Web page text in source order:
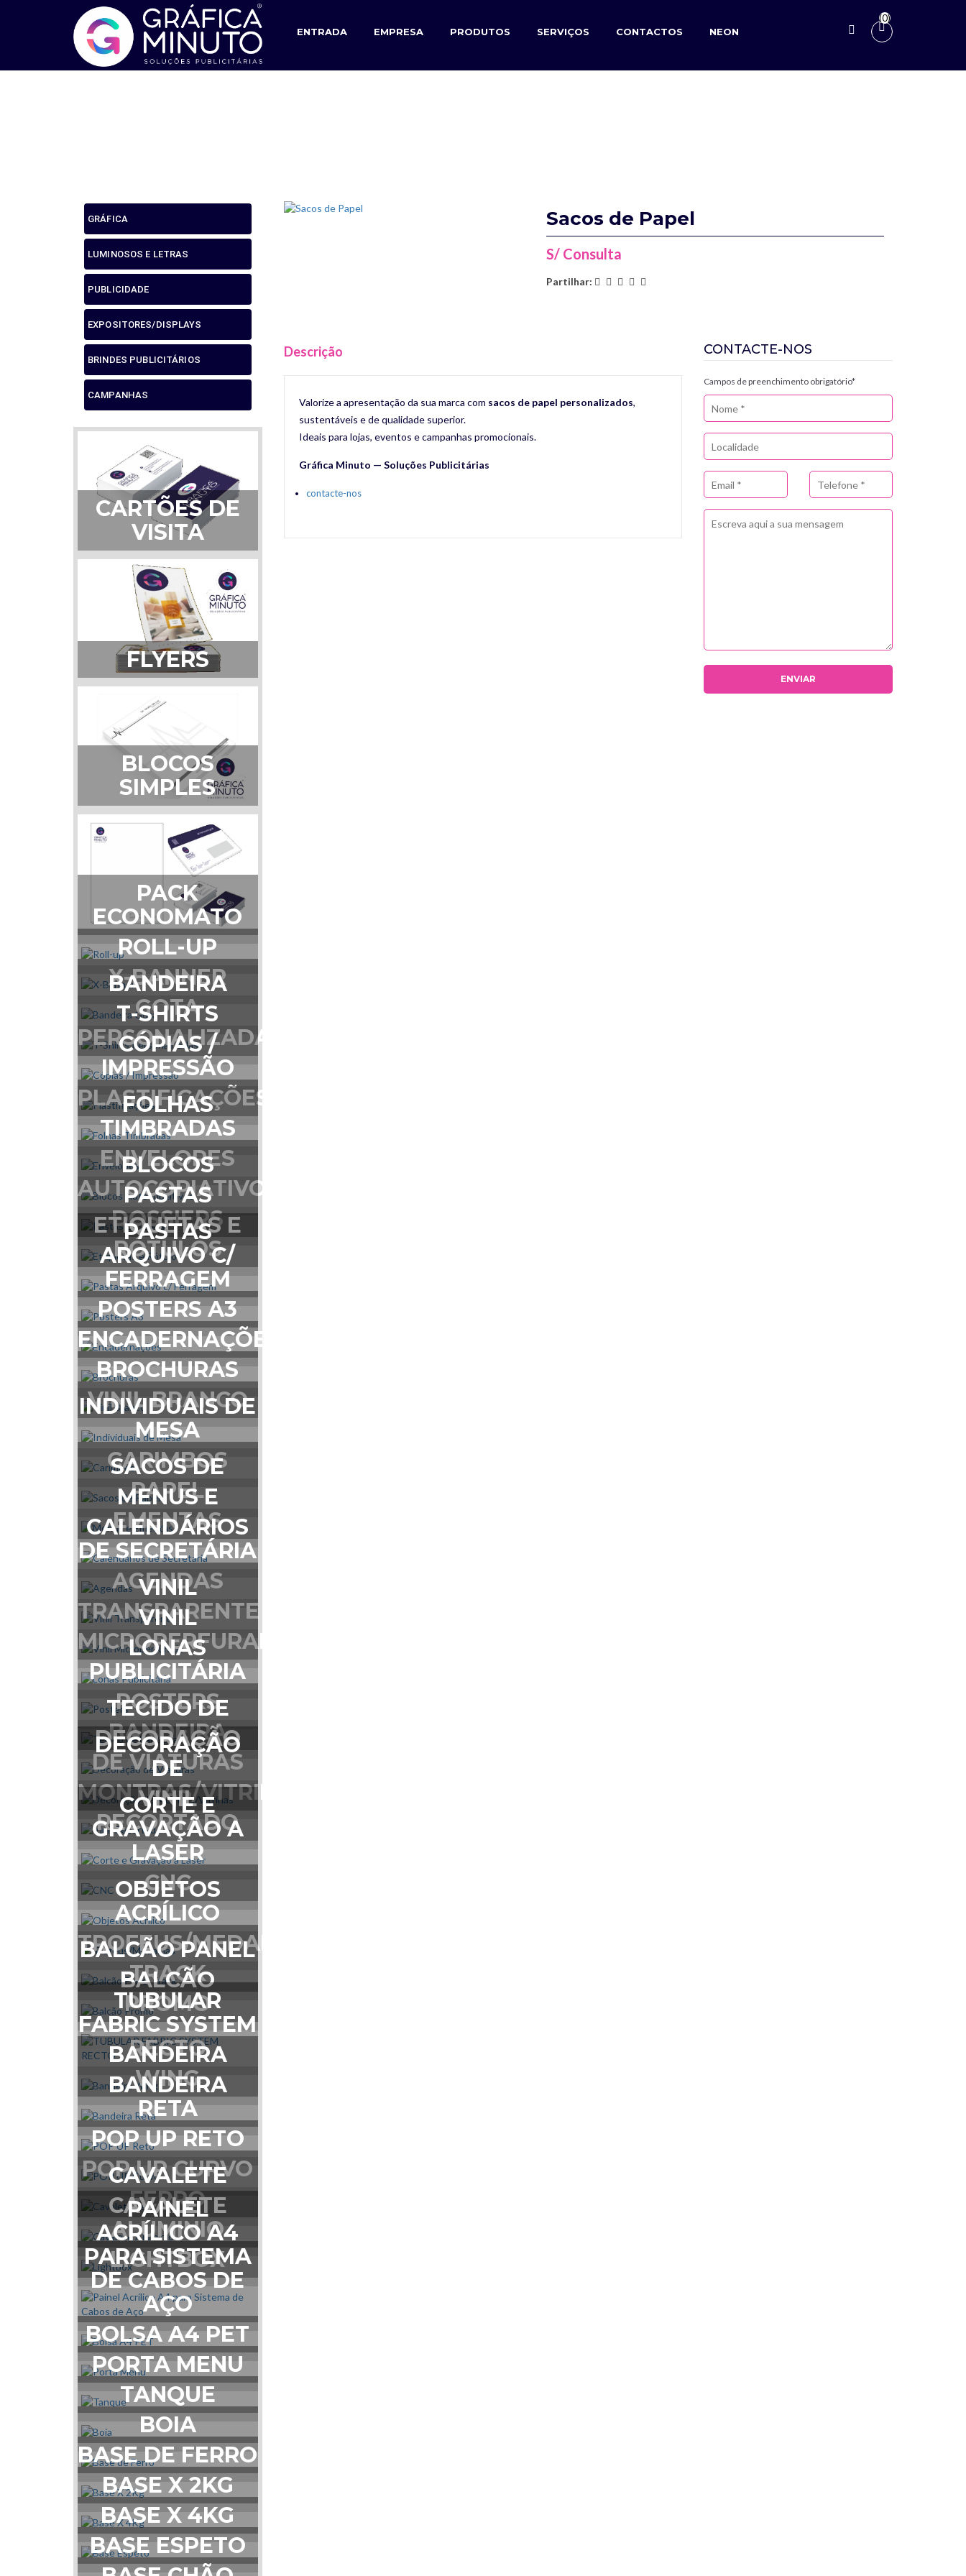
ENTRADA EMPRESA PRODUTOS SERVIÇOS CONTACTOS NEON
(0)
GRÁFICA
LUMINOSOS E LETRAS
PUBLICIDADE
EXPOSITORES/DISPLAYS
BRINDES PUBLICITÁRIOS
CAMPANHAS
CARTÕES DE
VISITA
FLYERS
BLOCOS
SIMPLES
PACK
ECONOMATO
ROLL-UP
X-BANNER
BANDEIRA
GOTA
T-SHIRTS
PERSONALIZADAS
CÓPIAS /
IMPRESSÃO
PLASTIFICAÇÕES
FOLHAS
TIMBRADAS
ENVELOPES
BLOCOS
AUTOCOPIATIVOS
PASTAS
DOSSIERS
ETIQUETAS E
RÓTULOS
PASTAS
ARQUIVO C/
FERRAGEM
POSTERS A3
ENCADERNAÇÕES
BROCHURAS
VINIL BRANCO
INDIVIDUAIS DE
MESA
CARIMBOS
SACOS DE
PAPEL
MENUS E
EMENTAS
CALENDÁRIOS
DE SECRETÁRIA
AGENDAS
VINIL
TRANSPARENTE
VINIL
MICROPERFURADO
LONAS
PUBLICITÁRIA
POSTERS
TECIDO DE
BANDEIRA
DECORAÇÃO
DE VIATURAS
DECORAÇÃO
DE
MONTRAS/VITRINAS
VINIL
RECORTADO
CORTE E
GRAVAÇÃO A
LASER
CNC
OBJETOS
ACRÍLICO
TROFEUS/MEDALHAS
BALCÃO PANEL
TRACK
BALCÃO
PROMO
TUBULAR
FABRIC SYSTEM
RECTO
BANDEIRA
WING
BANDEIRA
RETA
POP UP RETO
POP UP CURVO
CAVALETE
FERRO
CAVALETE
ALUMINIO
LIGHTBOX
PAINEL
ACRÍLICO A4
PARA SISTEMA
DE CABOS DE
AÇO
BOLSA A4 PET
PORTA MENU
TANQUE
BOIA
BASE DE FERRO
BASE X 2KG
BASE X 4KG
BASE ESPETO
Sacos de Papel
S/ Consulta
Partilhar:
Descrição
Valorize a apresentação da sua marca com sacos de papel personalizados,
sustentáveis e de qualidade superior.
Ideais para lojas, eventos e campanhas promocionais.
Gráfica Minuto — Soluções Publicitárias
contacte-nos
CONTACTE-NOS
Campos de preenchimento obrigatório*